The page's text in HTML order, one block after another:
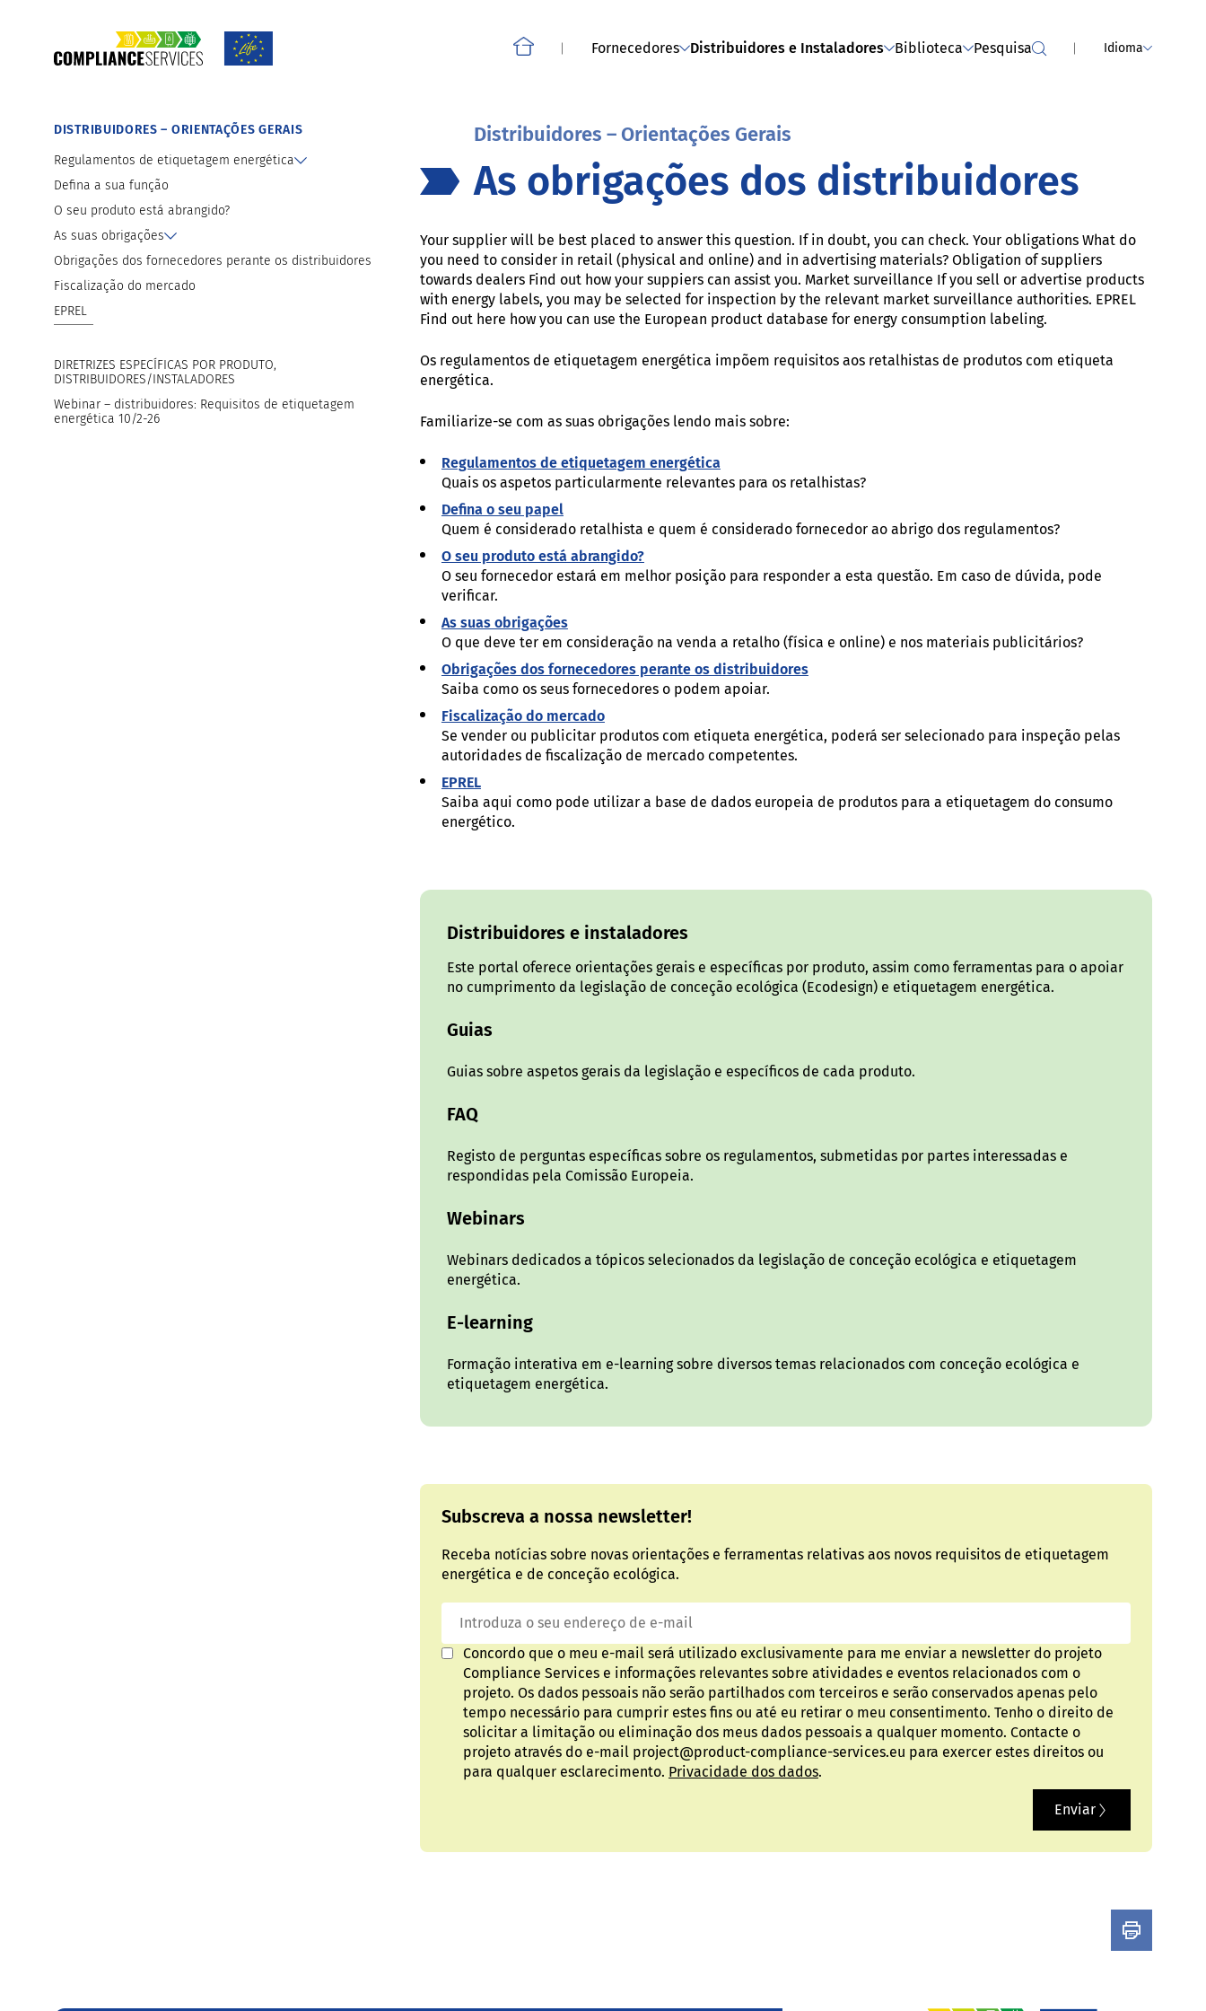
Home Fornecedores Distribuidores e Instaladores Biblioteca Pesquisa Idioma
DISTRIBUIDORES – ORIENTAÇÕES GERAIS
Regulamentos de etiquetagem energética
Defina a sua função
O seu produto está abrangido?
As suas obrigações
Obrigações dos fornecedores perante os distribuidores
Fiscalização do mercado
EPREL
DIRETRIZES ESPECÍFICAS POR PRODUTO,
DISTRIBUIDORES/INSTALADORES
Webinar – distribuidores: Requisitos de etiquetagem
energética 10/2-26
Distribuidores – Orientações Gerais
As obrigações dos distribuidores
Your supplier will be best placed to answer this question. If in doubt, you can check. Your obligations What do
you need to consider in retail (physical and online) and in advertising materials? Obligation of suppliers
towards dealers Find out how your suppiers can assist you. Market surveillance If you sell or advertise products
with energy labels, you may be selected for inspection by the relevant market surveillance authorities. EPREL
Find out here how you can use the European product database for energy consumption labeling.
Os regulamentos de etiquetagem energética impõem requisitos aos retalhistas de produtos com etiqueta
energética.
Familiarize-se com as suas obrigações lendo mais sobre:
Regulamentos de etiquetagem energética
Quais os aspetos particularmente relevantes para os retalhistas?
Defina o seu papel
Quem é considerado retalhista e quem é considerado fornecedor ao abrigo dos regulamentos?
O seu produto está abrangido?
O seu fornecedor estará em melhor posição para responder a esta questão. Em caso de dúvida, pode
verificar.
As suas obrigações
O que deve ter em consideração na venda a retalho (física e online) e nos materiais publicitários?
Obrigações dos fornecedores perante os distribuidores
Saiba como os seus fornecedores o podem apoiar.
Fiscalização do mercado
Se vender ou publicitar produtos com etiqueta energética, poderá ser selecionado para inspeção pelas
autoridades de fiscalização de mercado competentes.
EPREL
Saiba aqui como pode utilizar a base de dados europeia de produtos para a etiquetagem do consumo
energético.
Distribuidores e instaladores
Este portal oferece orientações gerais e específicas por produto, assim como ferramentas para o apoiar
no cumprimento da legislação de conceção ecológica (Ecodesign) e etiquetagem energética.
Guias
Guias sobre aspetos gerais da legislação e específicos de cada produto.
FAQ
Registo de perguntas específicas sobre os regulamentos, submetidas por partes interessadas e
respondidas pela Comissão Europeia.
Webinars
Webinars dedicados a tópicos selecionados da legislação de conceção ecológica e etiquetagem
energética.
E-learning
Formação interativa em e-learning sobre diversos temas relacionados com conceção ecológica e
etiquetagem energética.
Subscreva a nossa newsletter!
Receba notícias sobre novas orientações e ferramentas relativas aos novos requisitos de etiquetagem
energética e de conceção ecológica.
Concordo que o meu e-mail será utilizado exclusivamente para me enviar a newsletter do projeto
Compliance Services e informações relevantes sobre atividades e eventos relacionados com o
projeto. Os dados pessoais não serão partilhados com terceiros e serão conservados apenas pelo
tempo necessário para cumprir estes fins ou até eu retirar o meu consentimento. Tenho o direito de
solicitar a limitação ou eliminação dos meus dados pessoais a qualquer momento. Contacte o
projeto através do e-mail project@product-compliance-services.eu para exercer estes direitos ou
para qualquer esclarecimento. Privacidade dos dados.
Enviar